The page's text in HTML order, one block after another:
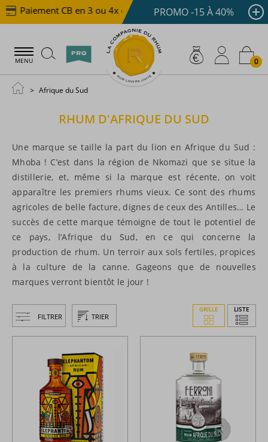
Paiement CB en 3 ou 4x dès 100 € Livraison offerte
PROMO -15 À 40%
MENU 0
Afrique du Sud
RHUM D'AFRIQUE DU SUD
Une marque se taille la part du lion en Afrique du Sud :
Mhoba ! C’est dans la région de Nkomazi que se situe la
distillerie, et, même si la marque est récente, on voit
apparaître les premiers rhums vieux. Ce sont des rhums
agricoles de belle facture, dignes de ceux des Antilles… Le
succès de cette marque témoigne de tout le potentiel de
ce pays, l’Afrique du Sud, en ce qui concerne la
production de rhum. Un terroir aux sols fertiles, propices
à la culture de la canne. Gageons que de nouvelles
marques verront bientôt le jour !
FILTRER TRIER
GRILLE LISTE